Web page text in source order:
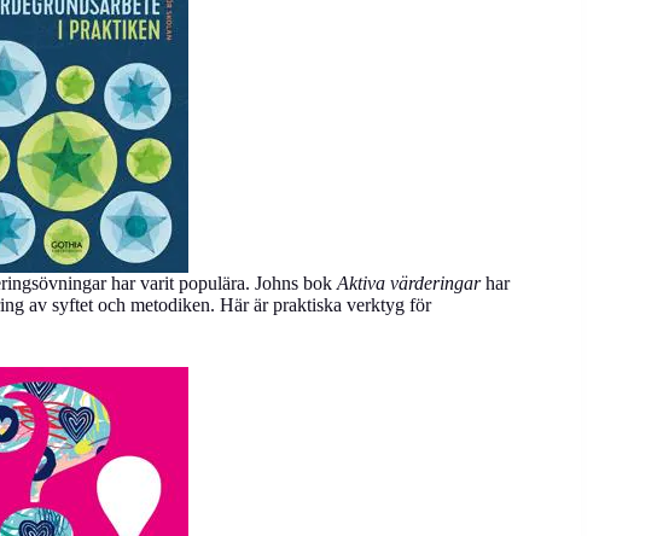
har varit populära. Johns bok Aktiva värderingarhar
av syftet och metodiken. Här är praktiska verktyg för